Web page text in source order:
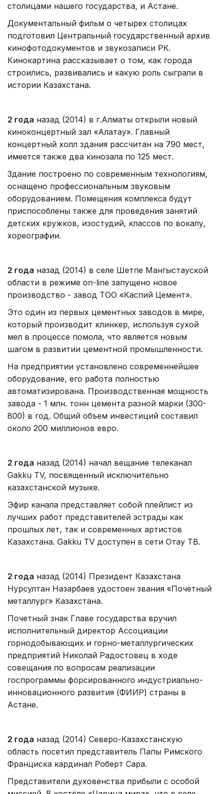
столицами нашего государства, и Астане.
Документальный фильм о четырех столицах
подготовил Центральный государственный архив
кинофотодокументов и звукозаписи РК.
Кинокартина рассказывает о том, как города
строились, развивались и какую роль сыграли в
истории Казахстана.
2 года назад (2014) в г.Алматы открыли новый
киноконцертный зал «Алатау». Главный
концертный холл здания рассчитан на 790 мест,
имеется также два кинозала по 125 мест.
Здание построено по современным технологиям,
оснащено профессиональным звуковым
оборудованием. Помещения комплекса будут
приспособлены также для проведения занятий
детских кружков, изостудий, классов по вокалу,
хореографии.
2 года назад (2014) в селе Шетпе Мангыстауской
области в режиме on-line запущено новое
производство - завод ТОО «Каспий Цемент».
Это один из первых цементных заводов в мире,
который производит клинкер, используя сухой
мел в процессе помола, что является новым
шагом в развитии цементной промышленности.
На предприятии установлено современнейшее
оборудование, его работа полностью
автоматизирована. Производственная мощность
завода - 1 млн. тонн цемента разной марки (300-
800) в год. Общий объем инвестиций составил
около 200 миллионов евро.
2 года назад (2014) начал вещание телеканал
Gakku TV, посвященный исключительно
казахстанской музыке.
Эфир канала представляет собой плейлист из
лучших работ представителей эстрады как
прошлых лет, так и современных артистов
Казахстана. Gakku TV доступен в сети Отау ТВ.
2 года назад (2014) Президент Казахстана
Нурсултан Назарбаев удостоен звания «Почетный
металлург» Казахстана.
Почетный знак Главе государства вручил
исполнительный директор Ассоциации
горнодобывающих и горно-металлургических
предприятий Николай Радостовец в ходе
совещания по вопросам реализации
госпрограммы форсированного индустриально-
инновационного развития (ФИИР) страны в
Астане.
2 года назад (2014) Северо-Казахстанскую
область посетил представитель Папы Римского
Франциска кардинал Роберт Сара.
Представители духовенства прибыли с особой